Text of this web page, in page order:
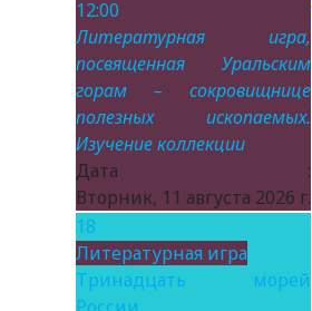
12:00
Литературная игра,
посвященная Уральским
горам – сокровищнице
полезных ископаемых.
Изучение коллекции
Дата :
Вторник, 11 августа 2026 г.
18
Литературная игра
Тринадцать морей